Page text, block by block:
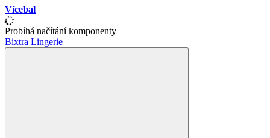
Vícebal
Probíhá načítání komponenty
Bixtra Lingerie